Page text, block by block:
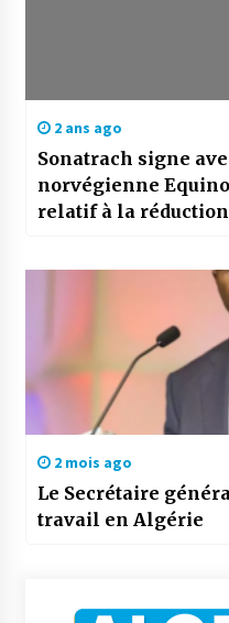
2 ans ago
Sonatrach signe
norvégienne
relatif à la réduction
2 mois ago
Le Secrétaire
travail en Algérie